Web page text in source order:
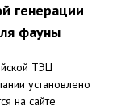
генерации
фауны
ТЭЦ
установлено
на сайте